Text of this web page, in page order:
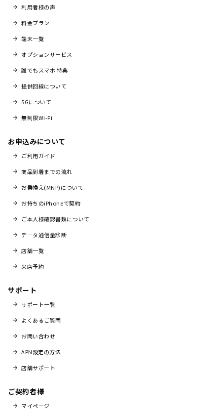
利用者様の声
料金プラン
端末一覧
オプションサービス
誰でもスマホ 特典
提供回線について
5Gについて
無制限Wi-Fi
お申込みについて
ご利用ガイド
商品到着までの流れ
お乗換え(MNP)について
お持ちのiPhoneで契約
ご本人様確認書類について
データ通信量診断
店舗一覧
来店予約
サポート
サポート一覧
よくあるご質問
お問い合わせ
APN設定の方法
店舗サポート
ご契約者様
マイページ